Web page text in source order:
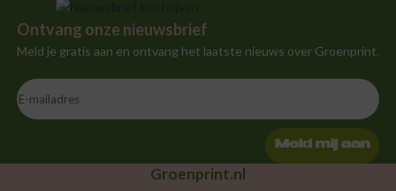
Ontvang onze nieuwsbrief
Meld je gratis aan en ontvang het laatste nieuws over Groenprint.
Meld mij aan
Groenprint.nl